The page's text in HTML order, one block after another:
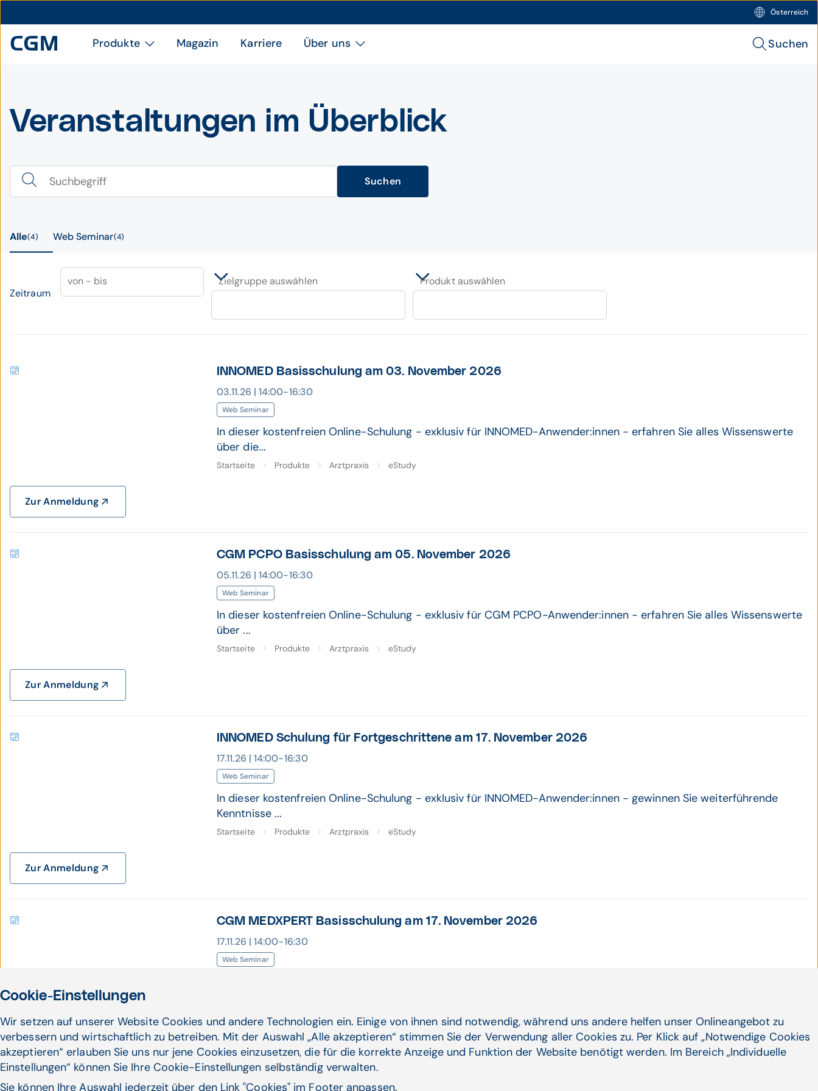
Österreich
Produkte Magazin Karriere Über uns Suchen
Veranstaltungen im Überblick
Suchen
Alle 4 Web Seminar 4
Zeitraum
von - bis Zielgruppe auswählen Produkt auswählen
INNOMED Basisschulung am 03. November 2026
03.11.26 | 14:00-16:30
Web Seminar
In dieser kostenfreien Online-Schulung - exklusiv für INNOMED-Anwender:innen - erfahren Sie alles Wissenswerte
über die...
Startseite Produkte Arztpraxis eStudy
Zur Anmeldung
CGM PCPO Basisschulung am 05. November 2026
05.11.26 | 14:00-16:30
Web Seminar
In dieser kostenfreien Online-Schulung - exklusiv für CGM PCPO-Anwender:innen - erfahren Sie alles Wissenswerte
über ...
Startseite Produkte Arztpraxis eStudy
Zur Anmeldung
INNOMED Schulung für Fortgeschrittene am 17. November 2026
17.11.26 | 14:00-16:30
Web Seminar
In dieser kostenfreien Online-Schulung - exklusiv für INNOMED-Anwender:innen - gewinnen Sie weiterführende
Kenntnisse ...
Startseite Produkte Arztpraxis eStudy
Zur Anmeldung
CGM MEDXPERT Basisschulung am 17. November 2026
17.11.26 | 14:00-16:30
Web Seminar
Startseite Produkte Arztpraxis eStudy
Zur Anmeldung
Cookie-Einstellungen
Wir setzen auf unserer Website Cookies und andere Technologien ein. Einige von ihnen sind notwendig, während uns andere helfen unser Onlineangebot zu
verbessern und wirtschaftlich zu betreiben. Mit der Auswahl „Alle akzeptieren“ stimmen Sie der Verwendung aller Cookies zu. Per Klick auf „Notwendige Cookies
akzeptieren“ erlauben Sie uns nur jene Cookies einzusetzen, die für die korrekte Anzeige und Funktion der Website benötigt werden. Im Bereich „Individuelle
Einstellungen“ können Sie Ihre Cookie-Einstellungen selbständig verwalten.
Sie können Ihre Auswahl jederzeit über den Link "Cookies" im Footer anpassen.